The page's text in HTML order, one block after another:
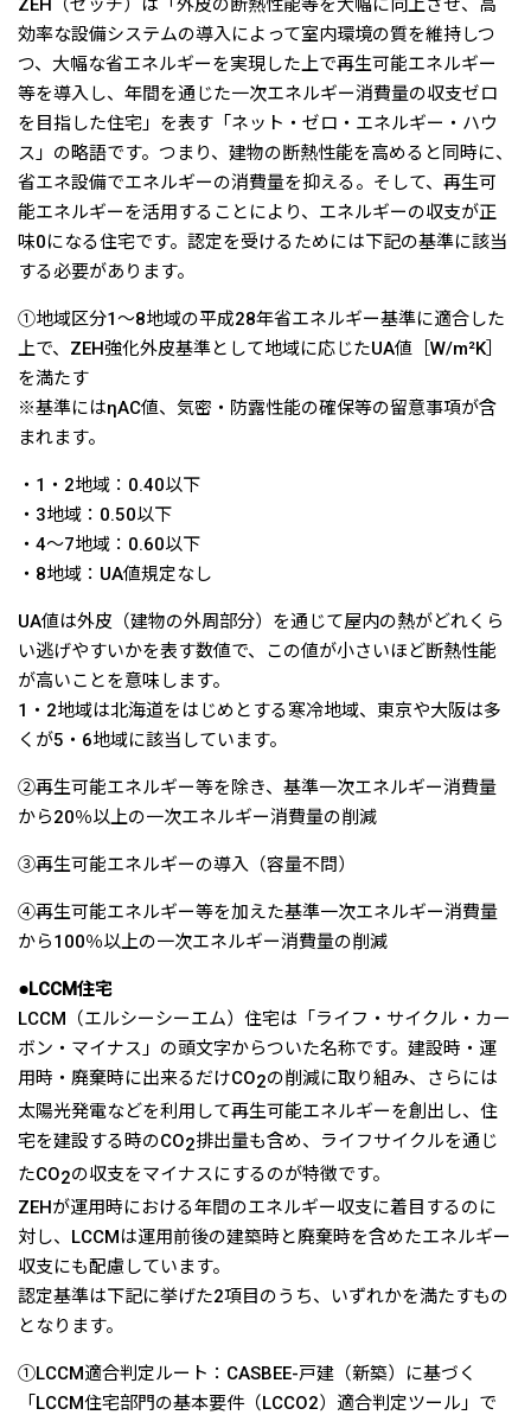
ZEH（ゼッチ）は「外皮の断熱性能等を大幅に向上させ、高
効率な設備システムの導入によって室内環境の質を維持しつ
つ、大幅な省エネルギーを実現した上で再生可能エネルギー
等を導入し、年間を通じた一次エネルギー消費量の収支ゼロ
を目指した住宅」を表す「ネット・ゼロ・エネルギー・ハウ
ス」の略語です。つまり、建物の断熱性能を高めると同時に、
省エネ設備でエネルギーの消費量を抑える。そして、再生可
能エネルギーを活用することにより、エネルギーの収支が正
味0になる住宅です。認定を受けるためには下記の基準に該当
する必要があります。
①地域区分1〜8地域の平成28年省エネルギー基準に適合した
上で、ZEH強化外皮基準として地域に応じたUA値［W/m²K］
を満たす
※基準にはηAC値、気密・防露性能の確保等の留意事項が含
まれます。
・1・2地域：0.40以下
・3地域：0.50以下
・4〜7地域：0.60以下
・8地域：UA値規定なし
UA値は外皮（建物の外周部分）を通じて屋内の熱がどれくら
い逃げやすいかを表す数値で、この値が小さいほど断熱性能
が高いことを意味します。
1・2地域は北海道をはじめとする寒冷地域、東京や大阪は多
くが5・6地域に該当しています。
②再生可能エネルギー等を除き、基準一次エネルギー消費量
から20％以上の一次エネルギー消費量の削減
③再生可能エネルギーの導入（容量不問）
④再生可能エネルギー等を加えた基準一次エネルギー消費量
から100％以上の一次エネルギー消費量の削減
●LCCM住宅
LCCM（エルシーシーエム）住宅は「ライフ・サイクル・カー
ボン・マイナス」の頭文字からついた名称です。建設時・運
用時・廃棄時に出来るだけCO2の削減に取り組み、さらには
太陽光発電などを利用して再生可能エネルギーを創出し、住
宅を建設する時のCO2排出量も含め、ライフサイクルを通じ
たCO2の収支をマイナスにするのが特徴です。
ZEHが運用時における年間のエネルギー収支に着目するのに
対し、LCCMは運用前後の建築時と廃棄時を含めたエネルギー
収支にも配慮しています。
認定基準は下記に挙げた2項目のうち、いずれかを満たすもの
となります。
①LCCM適合判定ルート：CASBEE-戸建（新築）に基づく
「LCCM住宅部門の基本要件（LCCO2）適合判定ツール」で